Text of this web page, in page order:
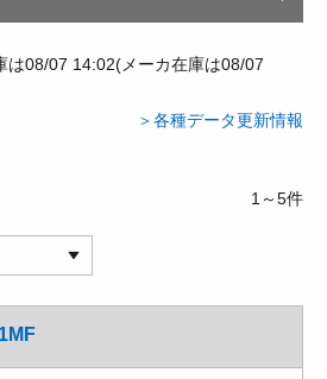
は08/07 14:02(メーカ在庫は08/07
＞各種データ更新情報
1～5件